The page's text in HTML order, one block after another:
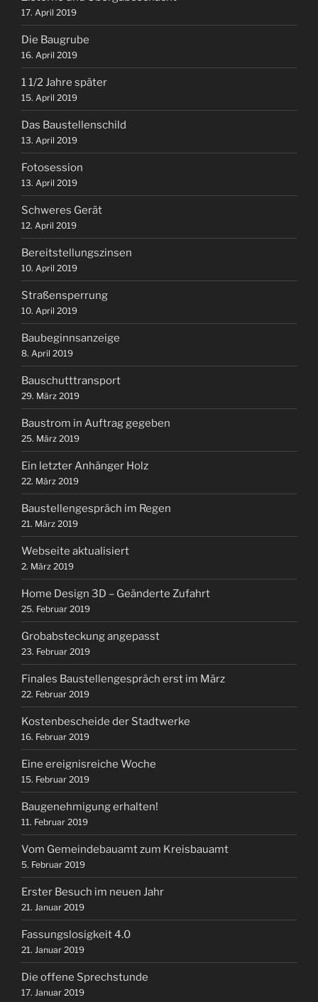
17. April 2019
Die Baugrube
16. April 2019
1 1/2 Jahre später
15. April 2019
Das Baustellenschild
13. April 2019
Fotosession
13. April 2019
Schweres Gerät
12. April 2019
Bereitstellungszinsen
10. April 2019
Straßensperrung
10. April 2019
Baubeginnsanzeige
8. April 2019
Bauschutttransport
29. März 2019
Baustrom in Auftrag gegeben
25. März 2019
Ein letzter Anhänger Holz
22. März 2019
Baustellengespräch im Regen
21. März 2019
Webseite aktualisiert
2. März 2019
Home Design 3D – Geänderte Zufahrt
25. Februar 2019
Grobabsteckung angepasst
23. Februar 2019
Finales Baustellengespräch erst im März
22. Februar 2019
Kostenbescheide der Stadtwerke
16. Februar 2019
Eine ereignisreiche Woche
15. Februar 2019
Baugenehmigung erhalten!
11. Februar 2019
Vom Gemeindebauamt zum Kreisbauamt
5. Februar 2019
Erster Besuch im neuen Jahr
21. Januar 2019
Fassungslosigkeit 4.0
21. Januar 2019
Die offene Sprechstunde
17. Januar 2019